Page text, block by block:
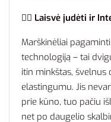
🏃‍♂️ Laisvė judėti ir
Marškinėliai
technologiją – tai
itin minkštas, švelnus
elastingumu. Jis
prie kūno, tuo pačiu
net po daugelio